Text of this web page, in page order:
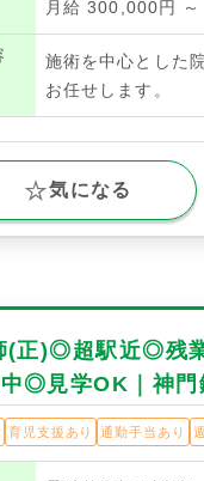
月給 300,000円
施術を中心とした
お任せします。
気になる
(正)◎超駅近◎残
◎見学OK｜神
育児支援あり 通勤手当あり